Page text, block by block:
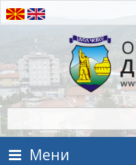
Прескокнете на содржината
Општина Делчево
Општина Делчево
Мени